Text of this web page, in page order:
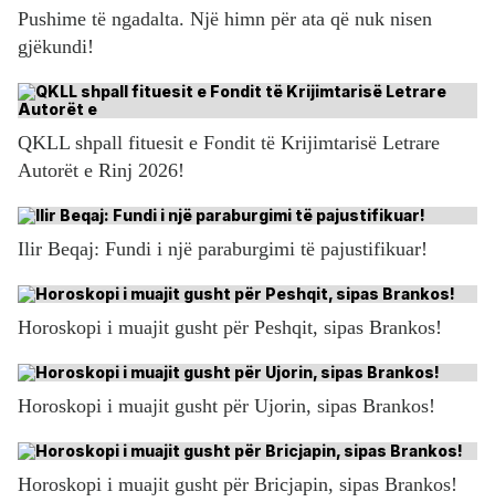
Pushime të ngadalta. Një himn për ata që nuk nisen
gjëkundi!
QKLL shpall fituesit e Fondit të Krijimtarisë Letrare
Autorët e Rinj 2026!
Ilir Beqaj: Fundi i një paraburgimi të pajustifikuar!
Horoskopi i muajit gusht për Peshqit, sipas Brankos!
Horoskopi i muajit gusht për Ujorin, sipas Brankos!
Horoskopi i muajit gusht për Bricjapin, sipas Brankos!